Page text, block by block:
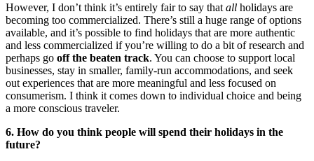
However, I don’t think it’s entirely fair to say that all holidays are
becoming too commercialized. There’s still a huge range of options
available, and it’s possible to find holidays that are more authentic
and less commercialized if you’re willing to do a bit of research and
perhaps go off the beaten track. You can choose to support local
businesses, stay in smaller, family-run accommodations, and seek
out experiences that are more meaningful and less focused on
consumerism. I think it comes down to individual choice and being
a more conscious traveler.
6. How do you think people will spend their holidays in the
future?